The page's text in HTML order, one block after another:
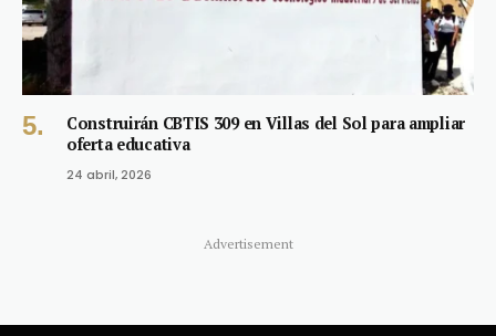
Construirán CBTIS 309 en Villas del Sol para ampliar
oferta educativa
24 abril, 2026
Advertisement